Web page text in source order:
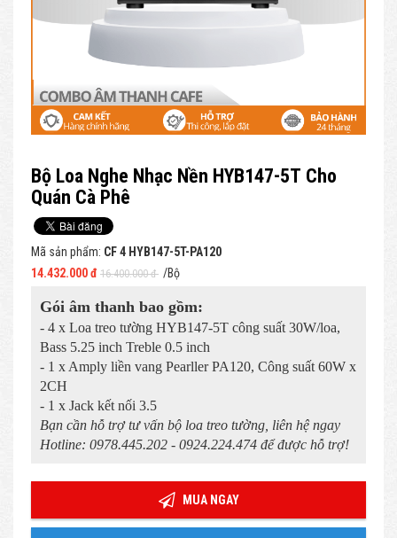
Bộ Loa Nghe Nhạc Nền HYB147-5T Cho
Quán Cà Phê
Mã sản phẩm: CF 4 HYB147-5T-PA120
14.432.000 đ 16.400.000 đ /Bộ
Gói âm thanh bao gồm:
- 4 x Loa treo tường HYB147-5T công suất 30W/loa,
Bass 5.25 inch Treble 0.5 inch
- 1 x Amply liền vang Pearller PA120, Công suất 60W x
2CH
- 1 x Jack kết nối 3.5
Bạn cần hỗ trợ tư vấn bộ loa treo tường, liên hệ ngay
Hotline: 0978.445.202 - 0924.224.474 để được hỗ trợ!
MUA NGAY